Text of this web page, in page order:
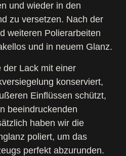
und wieder in den
zu versetzen. Nach der
weiteren Polierarbeiten
und in neuem Glanz.
der Lack mit einer
konserviert,
Einflüssen schützt,
beeindruckenden
haben wir die
poliert, um das
perfekt abzurunden.